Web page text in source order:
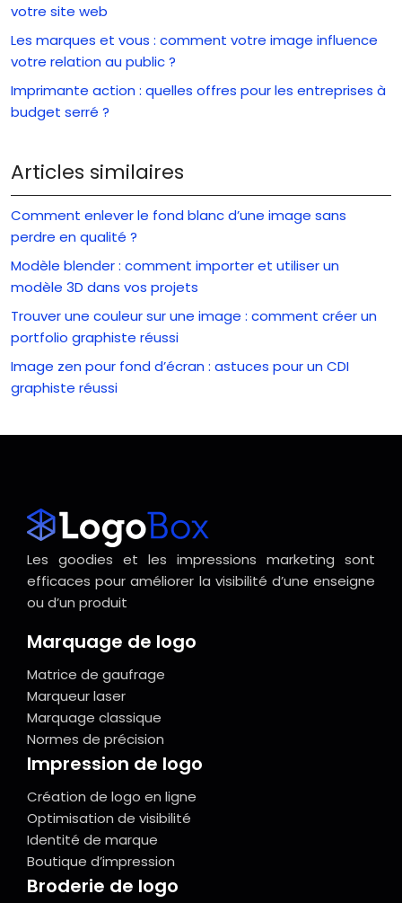
votre site web
Les marques et vous : comment votre image influence
votre relation au public ?
Imprimante action : quelles offres pour les entreprises à
budget serré ?
Articles similaires
Comment enlever le fond blanc d’une image sans
perdre en qualité ?
Modèle blender : comment importer et utiliser un
modèle 3D dans vos projets
Trouver une couleur sur une image : comment créer un
portfolio graphiste réussi
Image zen pour fond d’écran : astuces pour un CDI
graphiste réussi
Les goodies et les impressions marketing sont
efficaces pour améliorer la visibilité d’une enseigne
ou d’un produit
Marquage de logo
Matrice de gaufrage
Marqueur laser
Marquage classique
Normes de précision
Impression de logo
Création de logo en ligne
Optimisation de visibilité
Identité de marque
Boutique d’impression
Broderie de logo